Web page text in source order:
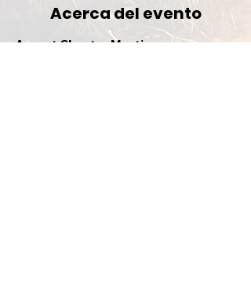
Acerca del evento
August Chapter Meeting